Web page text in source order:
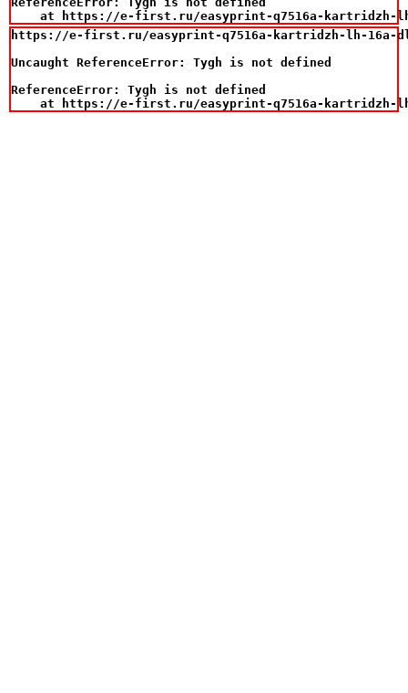
at https://e-first.ru/easyprint-q7516a-
https://e-first.ru/easyprint-q7516a-kartridzh-lh-16a-
Uncaught ReferenceError: Tygh is not defined
ReferenceError: Tygh is not defined
at https://e-first.ru/easyprint-q7516a-